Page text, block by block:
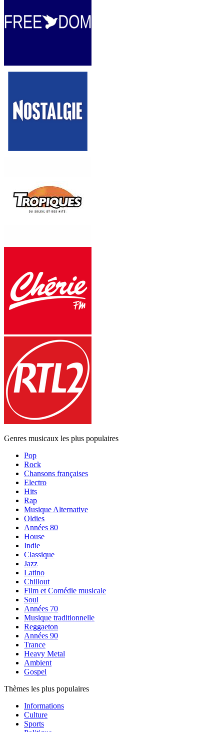
Genres musicaux les plus populaires
Pop
Rock
Chansons françaises
Electro
Hits
Rap
Musique Alternative
Oldies
Années 80
House
Indie
Classique
Jazz
Latino
Chillout
Film et Comédie musicale
Soul
Années 70
Musique traditionnelle
Reggaeton
Années 90
Trance
Heavy Metal
Ambient
Gospel
Thèmes les plus populaires
Informations
Culture
Sports